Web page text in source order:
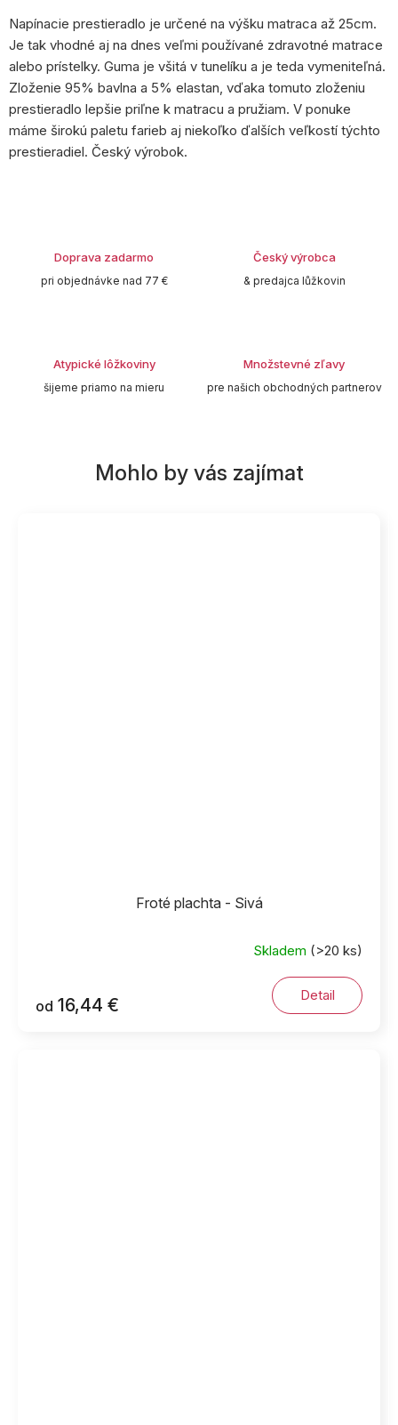
Napínacie prestieradlo je určené na výšku matraca až 25cm.
Je tak vhodné aj na dnes veľmi používané zdravotné matrace
alebo prístelky. Guma je všitá v tunelíku a je teda vymeniteľná.
Zloženie 95% bavlna a 5% elastan, vďaka tomuto zloženiu
prestieradlo lepšie priľne k matracu a pružiam. V ponuke
máme širokú paletu farieb aj niekoľko ďalších veľkostí týchto
prestieradiel. Český výrobok.
Doprava zadarmo
pri objednávke nad 77 €
Český výrobca
& predajca lůžkovin
Atypické lôžkoviny
šijeme priamo na mieru
Množstevné zľavy
pre našich obchodných partnerov
Froté plachta - Sivá
Skladem (>20 ks)
od 16,44 € Detail